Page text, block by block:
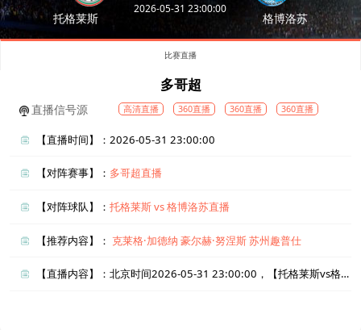
托格莱斯
2026-05-31 23:00:00
格博洛苏
比赛直播
多哥超
直播信号源 高清直播 360直播 360直播 360直播
【直播时间】：2026-05-31 23:00:00
【对阵赛事】： 多哥超直播
【对阵球队】：托格莱斯 vs 格博洛苏直播
【推荐内容】： 克莱格·加德纳 豪尔赫·努涅斯苏州趣普仕
【直播内容】：北京时间2026-05-31 23:00:00，【托格莱斯vs格博洛苏】直播准时在线播放，喜欢看比赛的朋友可以提前收藏本页面以免错过直播。盈点直播网_足球直播还为您在本页面索引了相关直播、托格莱斯直播、格博洛苏直播的近期比赛列表以及两队历史交锋、两队赛程。